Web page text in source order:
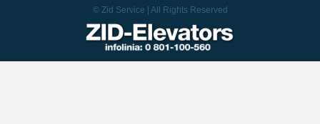
© Zid Service | All Rights Reserved